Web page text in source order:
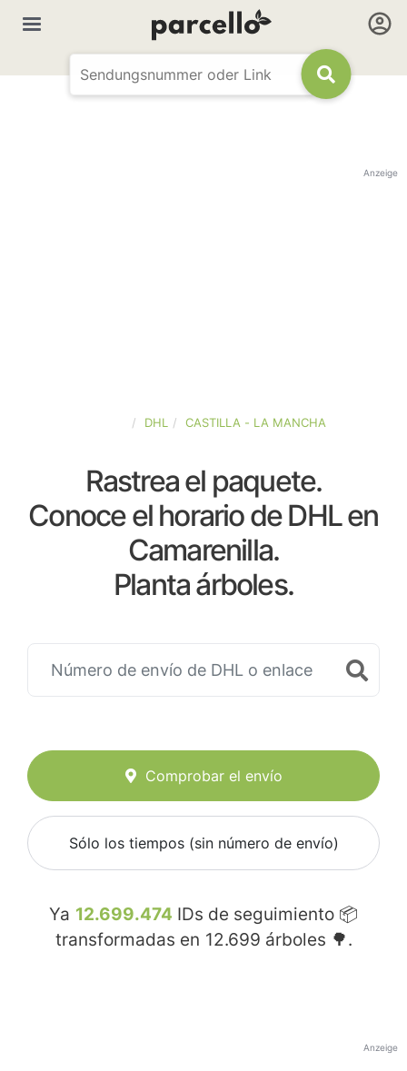
Anzeige
DHL CASTILLA - LA MANCHA
Rastrea el paquete.
Conoce el horario de DHL en
Camarenilla.
Planta árboles.
Comprobar el envío
Sólo los tiempos (sin número de envío)
Ya 12.699.474 IDs de seguimiento 📦
transformadas en 12.699 árboles 🌳.
Anzeige